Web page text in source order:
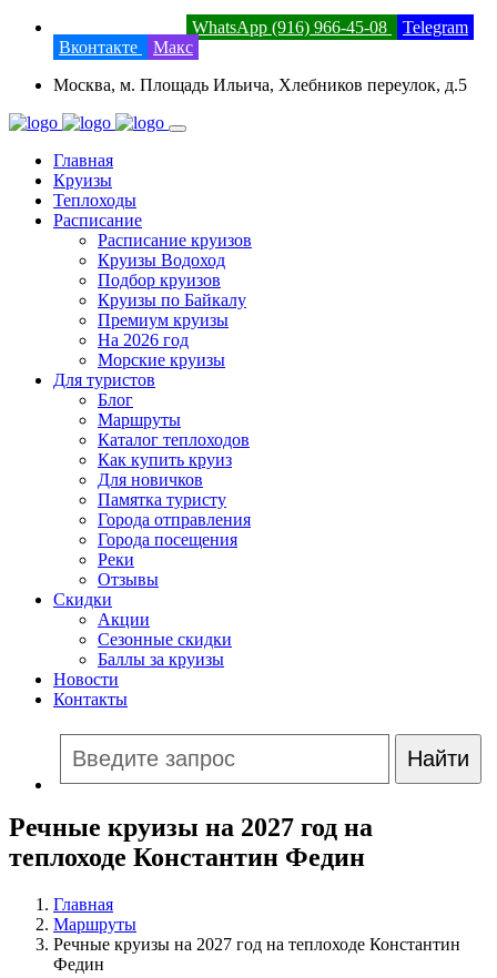
WhatsApp (916) 966-45-08
Telegram
Вконтакте
Макс
Москва, м. Площадь Ильича, Хлебников переулок, д.5
Главная
Круизы
Теплоходы
Расписание
Расписание круизов
Круизы Водоход
Подбор круизов
Круизы по Байкалу
Премиум круизы
На 2026 год
Морские круизы
Для туристов
Блог
Маршруты
Каталог теплоходов
Как купить круиз
Для новичков
Памятка туристу
Города отправления
Города посещения
Реки
Отзывы
Скидки
Акции
Сезонные скидки
Баллы за круизы
Новости
Контакты
Речные круизы на 2027 год на
теплоходе Константин Федин
Главная
Маршруты
Речные круизы на 2027 год на теплоходе Константин
Федин